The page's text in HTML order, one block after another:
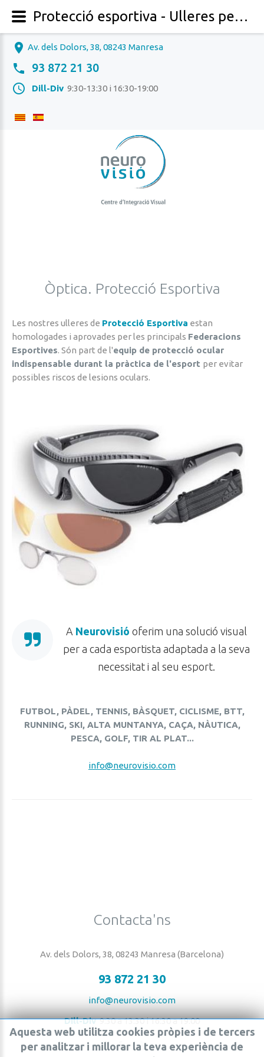
Av. dels Dolors, 38, 08243 Manresa
93 872 21 30
Dill-Div 9:30-13:30 i 16:30-19:00
Òptica. Protecció Esportiva
Les nostres ulleres de Protecció Esportiva estan
homologades i aprovades per les principals Federacions
Esportives. Són part de l'equip de protecció ocular
indispensable durant la pràctica de l'esport per evitar
possibles riscos de lesions oculars.
A Neurovisió oferim una solució visual
per a cada esportista adaptada a la seva
necessitat i al seu esport.
FUTBOL, PÀDEL, TENNIS, BÀSQUET, CICLISME, BTT,
RUNNING, SKI, ALTA MUNTANYA, CAÇA, NÀUTICA,
PESCA, GOLF, TIR AL PLAT...
info@neurovisio.com
Contacta'ns
Av. dels Dolors, 38, 08243 Manresa (Barcelona)
93 872 21 30
info@neurovisio.com
Dill-Div9:30 a 13:30 i 16:30 a 19:00
Aquesta web utilitza cookies pròpies i de tercers
per analitzar i millorar la teva experiència de
Protecció esportiva - Ulleres per fer esport | Òptica | Neurovisió, Manresa (Bages), Barcelona | Futbol, Tennis, Pàdel, Basquet, Ciclisme, BTT, Running, Ski, Pesca, Golf...